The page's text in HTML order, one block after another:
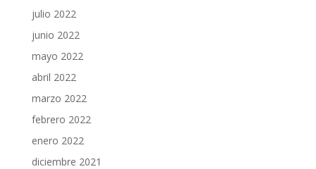
julio 2022
junio 2022
mayo 2022
abril 2022
marzo 2022
febrero 2022
enero 2022
diciembre 2021